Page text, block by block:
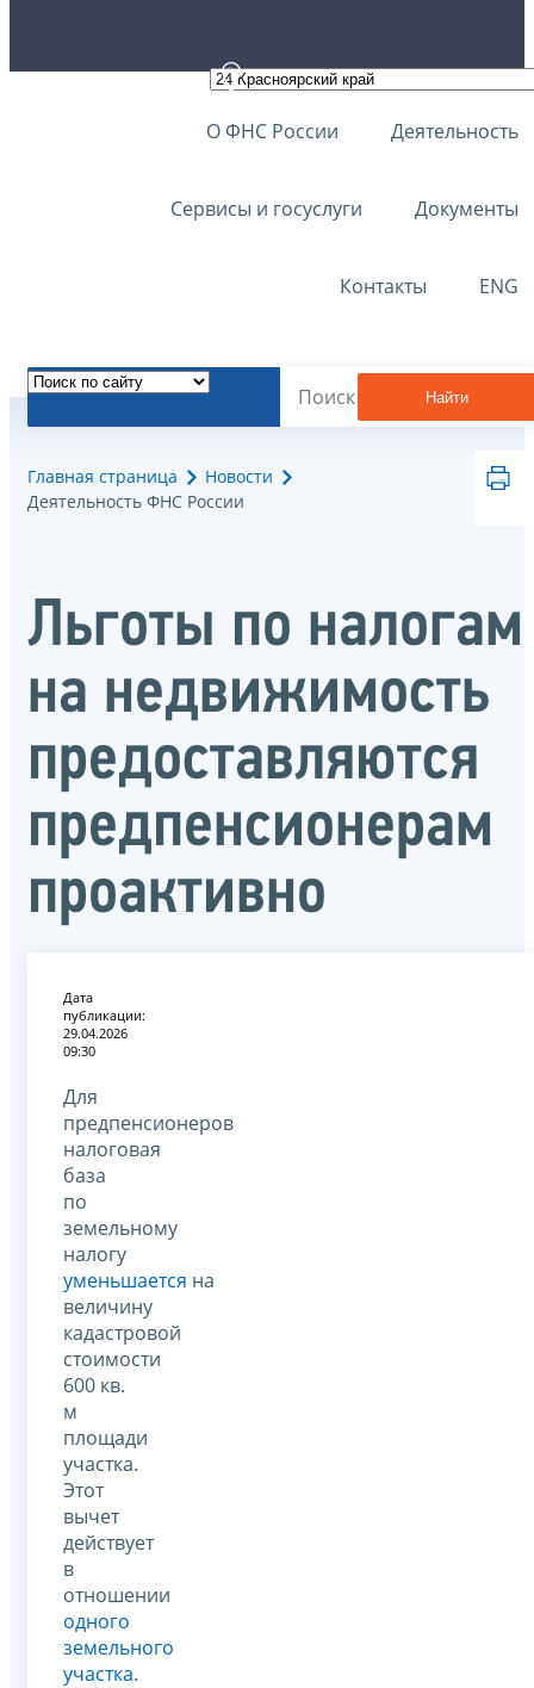
О ФНС России Деятельность
Сервисы и госуслуги Документы
Контакты ENG
Найти
Главная страница
Новости
Деятельность ФНС России
Льготы по налогам
на недвижимость
предоставляются
предпенсионерам
проактивно
Дата
публикации:
29.04.2026
09:30
Для
предпенсионеров
налоговая
база
по
земельному
налогу
уменьшается на
величину
кадастровой
стоимости
600 кв.
м
площади
участка.
Этот
вычет
действует
в
отношении
одного
земельного
участка.